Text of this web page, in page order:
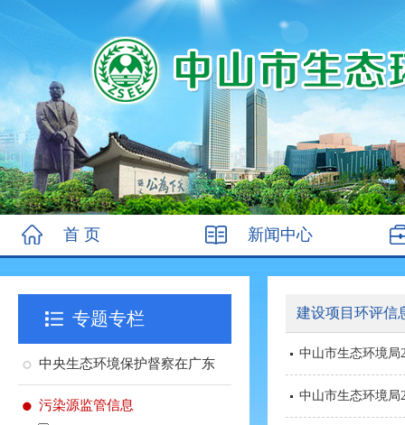
首 页 新闻中心
专题专栏
中央生态环境保护督察在广东
污染源监管信息
建设项目环评信
中山市生态环境局
中山市生态环境局